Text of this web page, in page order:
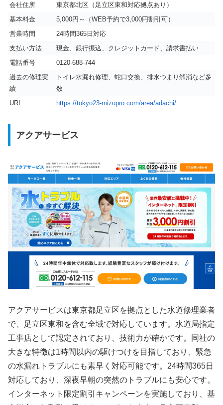
会社住所
東京都北区（足立区東和対応拠点あり）
基本料金
5,000円～（WEB予約で3,000円割引可）
営業時間
24時間365日対応
支払い方法
現金、銀行振込、クレジットカード、請求書払い
電話番号
0120-688-744
過去の修理実
績
トイレ水漏れ修理、蛇口交換、排水つまり解消など多
数
URL
https://tokyo23-mizupro.com/area/adachi/
アクアサービス
アクアサービスは東京都足立区を拠点とした水道修理業者
で、足立区東和を含む全域で対応しています。水道局指定
工事店として認定されており、技術力が確かです。同社の
大きな特徴は1時間以内の駆けつけを目指しており、緊急
の水漏れトラブルにも素早く対応可能です。24時間365日
対応しており、深夜早朝の突然のトラブルにも安心です。
インターネット限定割引キャンペーンを実施しており、基